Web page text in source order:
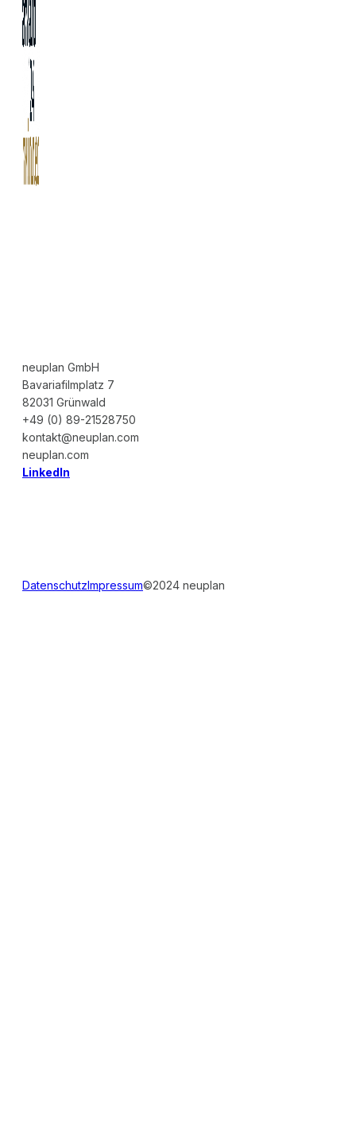
neuplan GmbH
Bavariafilmplatz 7
82031 Grünwald
+49 (0) 89-21528750
kontakt@neuplan.com
neuplan.com
LinkedIn
DatenschutzImpressum©2024 neuplan